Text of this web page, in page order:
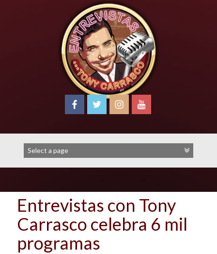
Entrevistas con Tony
Carrasco celebra 6 mil
programas